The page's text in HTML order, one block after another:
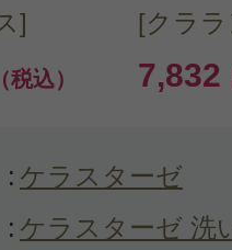
ントプレ
]
税込）
[クラ
7,832
: ケラスターゼ
: ケラスターゼ 洗